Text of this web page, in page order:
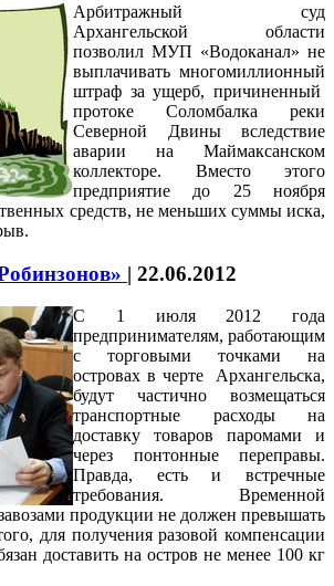
Арбитражный суд
Архангельской области
позволил МУП «Водоканал» не
выплачивать многомиллионный
штраф за ущерб, причиненный
протоке Соломбалка реки
Северной Двины вследствие
аварии на Маймаксанском
коллекторе. Вместо этого
предприятие до 25 ноября
средств, не меньших суммы иска,
| 22.06.2012
С 1 июля 2012 года
предпринимателям, работающим
с торговыми точками на
островах в черте Архангельска,
будут частично возмещаться
транспортные расходы на
доставку товаров паромами и
через понтонные переправы.
Правда, есть и встречные
требования. Временной
продукции не должен превышать
для получения разовой компенсации
доставить на остров не менее 100 кг